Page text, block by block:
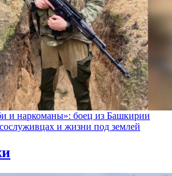
и наркоманы»: боец из Башкирии
и жизни под землей